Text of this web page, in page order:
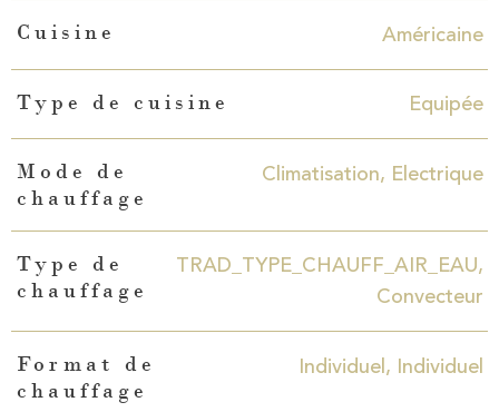
Cuisine Américaine
Type de cuisine Equipée
Mode de
chauffage
Climatisation, Electrique
Type de
chauffage
TRAD_TYPE_CHAUFF_AIR_EAU,
Convecteur
Format de
chauffage
Individuel, Individuel